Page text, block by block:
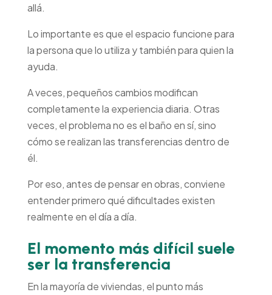
allá.
Lo importante es que el espacio funcione para
la persona que lo utiliza y también para quien la
ayuda.
A veces, pequeños cambios modifican
completamente la experiencia diaria. Otras
veces, el problema no es el baño en sí, sino
cómo se realizan las transferencias dentro de
él.
Por eso, antes de pensar en obras, conviene
entender primero qué dificultades existen
realmente en el día a día.
El momento más difícil suele
ser la transferencia
En la mayoría de viviendas, el punto más